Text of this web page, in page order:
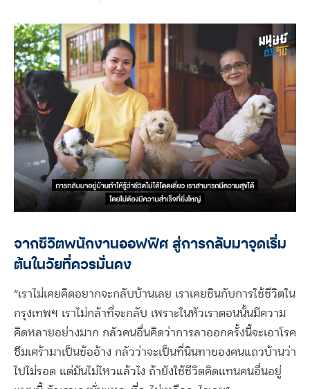
จากชีวิตพนักงานออฟฟิศ สู่การกลับมาจุดเริ่ม
ต้นในวัยที่ควรมั่นคง
“เราไม่เคยคิดอยากจะกลับบ้านเลย เราเคยชินกับการใช้ชีวิตใน
กรุงเทพฯ เราไม่กล้าที่จะกลับ เพราะในหัวเราตอนนั้นมีความ
คิดหลายอย่างมาก กลัวคนอื่นคิดว่าการลาออกครั้งนี้จะเอาโรค
ซึมเศร้ามาเป็นข้ออ้าง กลัวว่าจะเป็นที่นินทาของคนแถวบ้านว่า
ไปไม่รอด แต่มันไม่ไหวแล้วไง ถ้ายังใช้ชีวิตคิดแทนคนอื่นอยู่